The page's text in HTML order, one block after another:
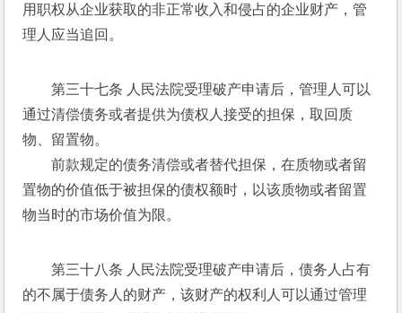
用职权从企业获取的非正常收入和侵占的企业财产，管
理人应当追回。
第三十七条 人民法院受理破产申请后，管理人可以
通过清偿债务或者提供为债权人接受的担保，取回质
物、留置物。
前款规定的债务清偿或者替代担保，在质物或者留
置物的价值低于被担保的债权额时，以该质物或者留置
物当时的市场价值为限。
第三十八条 人民法院受理破产申请后，债务人占有
的不属于债务人的财产，该财产的权利人可以通过管理